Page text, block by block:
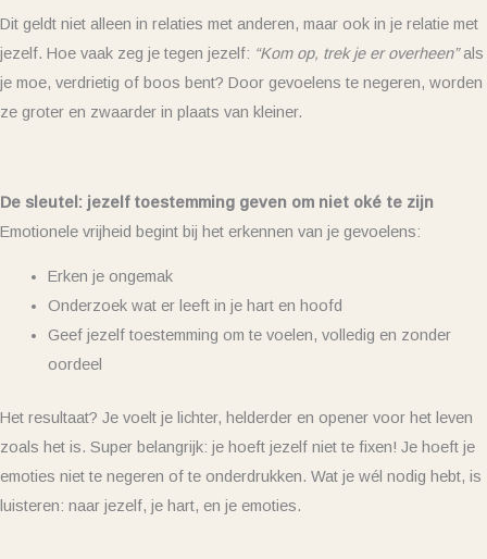
Dit geldt niet alleen in relaties met anderen, maar ook in je relatie met
jezelf. Hoe vaak zeg je tegen jezelf: “Kom op, trek je er overheen”als
je moe, verdrietig of boos bent? Door gevoelens te negeren, worden
ze groter en zwaarder in plaats van kleiner.
De sleutel: jezelf toestemming geven om niet oké te zijn
Emotionele vrijheid begint bij het erkennen van je gevoelens:
Erken je ongemak
Onderzoek wat er leeft in je hart en hoofd
Geef jezelf toestemming om te voelen, volledig en zonder
oordeel
Het resultaat? Je voelt je lichter, helderder en opener voor het leven
zoals het is. Super belangrijk: je hoeft jezelf niet te fixen! Je hoeft je
emoties niet te negeren of te onderdrukken. Wat je wél nodig hebt, is
luisteren: naar jezelf, je hart, en je emoties.